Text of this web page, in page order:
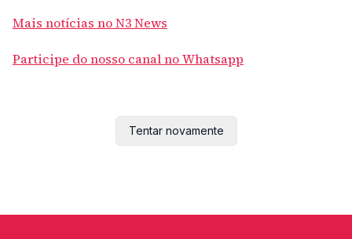
Mais notícias no N3 News
Participe do nosso canal no Whatsapp
Tentar novamente